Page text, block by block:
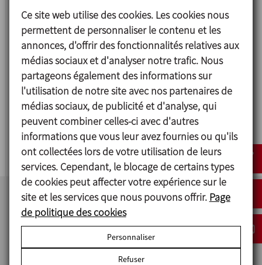
MV
V-TYPE SOLIDS BLENDER
Ce site web utilise des cookies. Les cookies nous
permettent de personnaliser le contenu et les
annonces, d'offrir des fonctionnalités relatives aux
médias sociaux et d'analyser notre trafic. Nous
partageons également des informations sur
l'utilisation de notre site avec nos partenaires de
médias sociaux, de publicité et d'analyse, qui
peuvent combiner celles-ci avec d'autres
informations que vous leur avez fournies ou qu'ils
ont collectées lors de votre utilisation de leurs
services. Cependant, le blocage de certains types
de cookies peut affecter votre expérience sur le
site et les services que nous pouvons offrir. Page
de politique des cookies
Personnaliser
Refuser